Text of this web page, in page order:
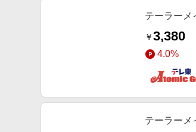
テーラーメ
￥3,380
4.0%
テーラーメ